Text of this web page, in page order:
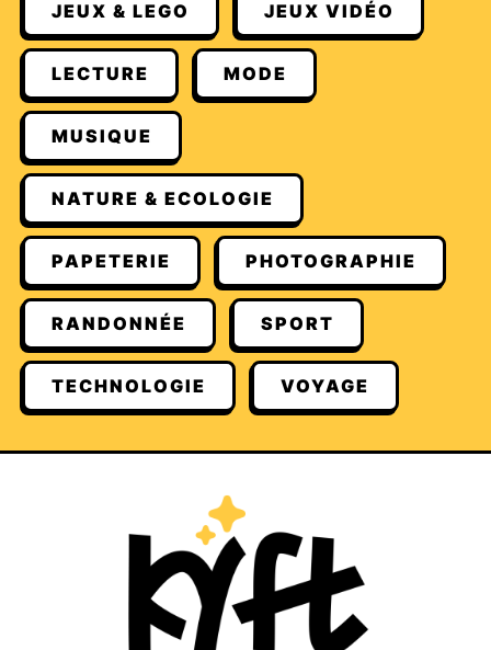
JEUX & LEGO JEUX VIDÉO
LECTURE MODE
MUSIQUE
NATURE & ECOLOGIE
PAPETERIE PHOTOGRAPHIE
RANDONNÉE SPORT
TECHNOLOGIE VOYAGE